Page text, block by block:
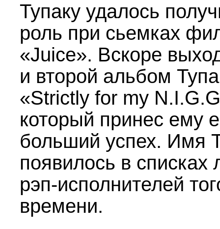
Тупаку удалось
роль при сьемках
«Juice». Вскоре
и второй альбом
«Strictly for my
который принес ему
больший успех. Имя
появилось в списках
рэп-исполнителей
времени.